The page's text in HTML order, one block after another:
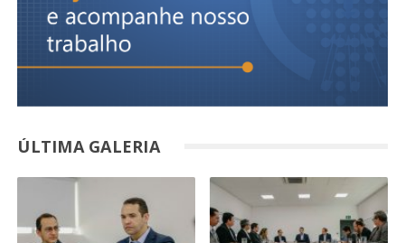
ÚLTIMA GALERIA